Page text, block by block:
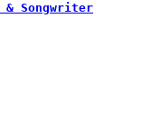
Songwriter